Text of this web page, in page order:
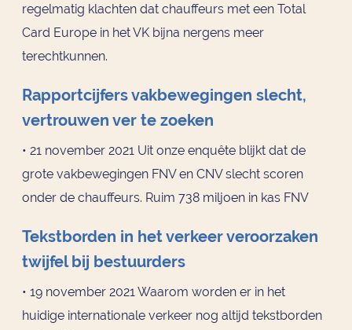
regelmatig klachten dat chauffeurs met een Total
Card Europe in het VK bijna nergens meer
terechtkunnen.
Rapportcijfers vakbewegingen slecht,
vertrouwen ver te zoeken
• 21 november 2021 Uit onze enquête blijkt dat de
grote vakbewegingen FNV en CNV slecht scoren
onder de chauffeurs. Ruim 738 miljoen in kas FNV
Tekstborden in het verkeer veroorzaken
twijfel bij bestuurders
• 19 november 2021 Waarom worden er in het
huidige internationale verkeer nog altijd tekstborden